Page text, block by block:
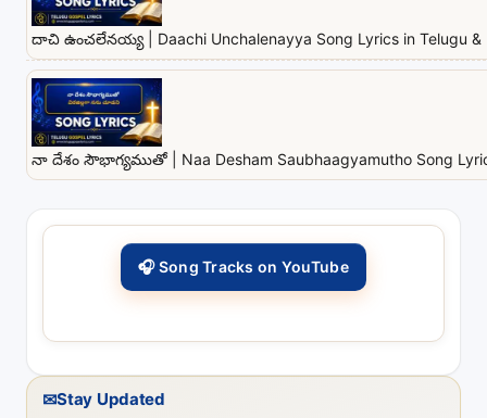
దాచి ఉంచలేనయ్య | Daachi Unchalenayya Song Lyrics in Telugu &
నా దేశం సౌభాగ్యముతో | Naa Desham Saubhaagyamutho Song
🎧 Song Tracks on YouTube
✉Stay Updated